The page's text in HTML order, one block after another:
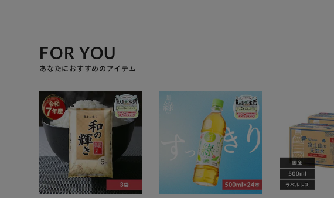
FOR YOU
あなたにおすすめのアイテム